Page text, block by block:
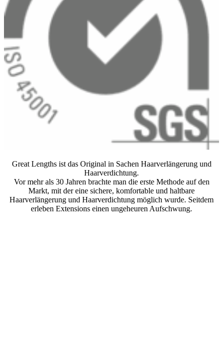
Great Lengths ist das Original in Sachen Haarverlängerung und
Haarverdichtung.
Vor mehr als 30 Jahren brachte man die erste Methode auf den
Markt, mit der eine sichere, komfortable und haltbare
Haarverlängerung und Haarverdichtung möglich wurde. Seitdem
erleben Extensions einen ungeheuren Aufschwung.